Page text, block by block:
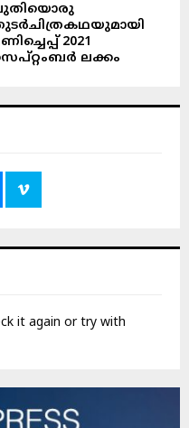
2021
ലക്കം
it again or try with